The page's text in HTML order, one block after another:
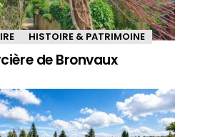
HISTOIRE & PATRIMOINE
de Bronvaux